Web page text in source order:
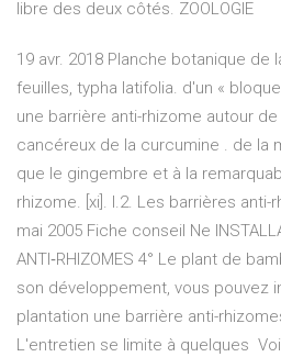
libre des deux côtés. ZOOLOGIE
19 avr. 2018 Planche botanique de
feuilles, typha latifolia. d'un «
une barrière anti-rhizome autour
cancéreux de la curcumine . de la
que le gingembre et à la
rhizome. [xi]. I.2. Les barrières
mai 2005 Fiche conseil Ne
ANTI‐RHIZOMES 4° Le plant de
son développement, vous pouvez
plantation une barrière anti-
L'entretien se limite à quelques